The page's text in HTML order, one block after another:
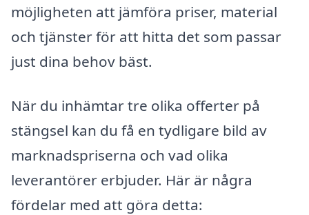
möjligheten att jämföra priser, material
och tjänster för att hitta det som passar
just dina behov bäst.
När du inhämtar tre olika offerter på
stängsel kan du få en tydligare bild av
marknadspriserna och vad olika
leverantörer erbjuder. Här är några
fördelar med att göra detta: